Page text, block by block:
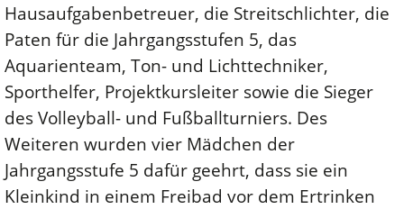
Hausaufgabenbetreuer, die Streitschlichter, die
Paten für die Jahrgangsstufen 5, das
Aquarienteam, Ton- und Lichttechniker,
Sporthelfer, Projektkursleiter sowie die Sieger
des Volleyball- und Fußballturniers. Des
Weiteren wurden vier Mädchen der
Jahrgangsstufe 5 dafür geehrt, dass sie ein
Kleinkind in einem Freibad vor dem Ertrinken